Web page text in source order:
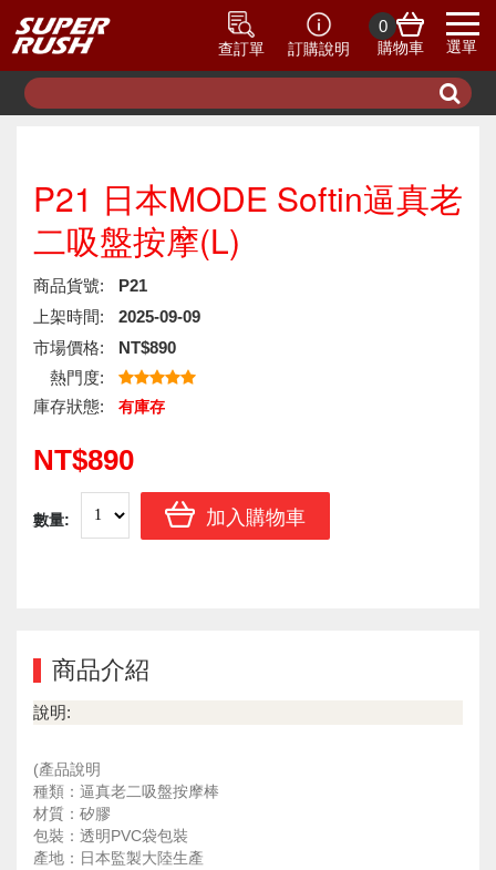
選單
查訂單 訂購說明
0
購物車
P21 日本MODE Softin逼真老
二吸盤按摩(L)
商品貨號:
P21
上架時間:
2025-09-09
市場價格:
NT$890
熱門度:
庫存狀態:
有庫存
NT$890
數量: 加入購物車
商品介紹
說明:
(產品說明
種類：逼真老二吸盤按摩棒
材質：矽膠
包裝：透明PVC袋包裝
產地：日本監製大陸生產